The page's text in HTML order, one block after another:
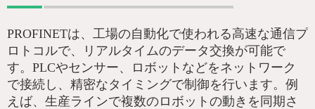
PROFINETは、工場の自動化で使われる高速な通信プ
ロトコルで、リアルタイムのデータ交換が可能で
す。PLCやセンサー、ロボットなどをネットワーク
で接続し、精密なタイミングで制御を行います。例
えば、生産ラインで複数のロボットの動きを同期さ